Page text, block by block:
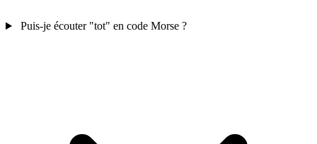
Puis-je écouter "tot" en code Morse ?